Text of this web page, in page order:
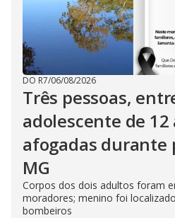
DO R7/06/08/2026
Três pessoas,
adolescente de
afogadas durante
MG
Corpos dos dois adultos foram
moradores; menino foi
bombeiros